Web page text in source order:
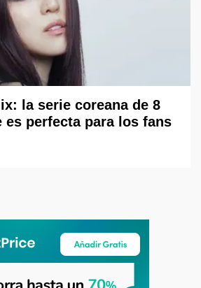
la serie coreana de 8
es perfecta para los fans